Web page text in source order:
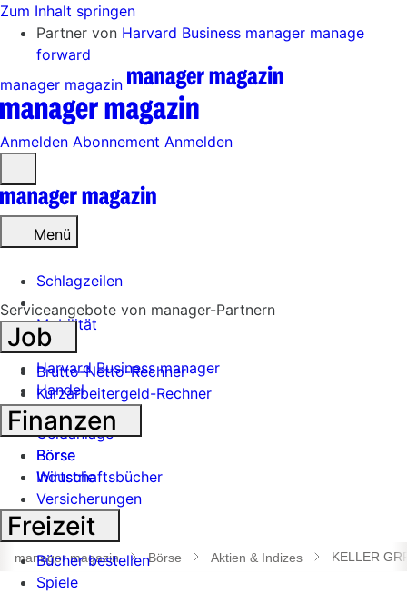
Zum Inhalt springen
Partner von Harvard Business manager manage
forward
manager magazin
Anmelden Abonnement Anmelden
öffnen
Menü
Schlagzeilen
Mobilität
Tech
Harvard Business manager
Handel
Banken
Geldanlage
Börse
Industrie
Suche
öffnen
manager magazin Börse Aktien & Indizes KELLER
Serviceangebote von manager-Partnern
Job
Brutto-Netto-Rechner
Kurzarbeitergeld-Rechner
Finanzen
Börse
Wirtschaftsbücher
Versicherungen
Freizeit
Bücher bestellen
Spiele